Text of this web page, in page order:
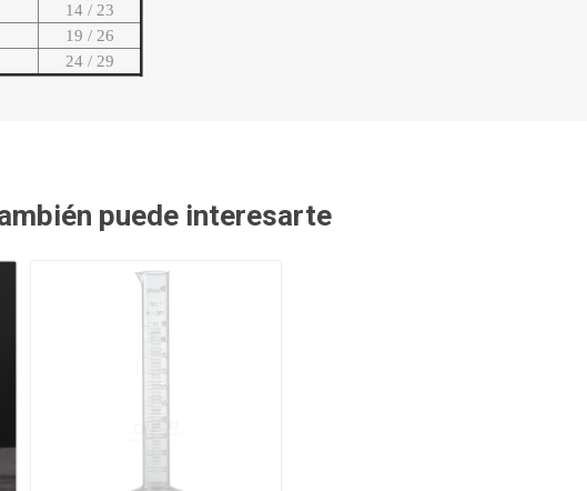
14 / 23
19 / 26
24 / 29
puede interesarte